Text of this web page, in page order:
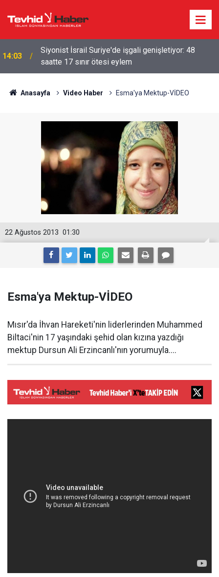
09:23
ABD VE İŞGALCİ İSRAİL GEMİLERİNE HÜRMÜZ
YASAĞI
Anasayfa Video Haber Esma'ya Mektup-VİDEO
01:30
22 Ağustos 2013
Esma'ya Mektup-VİDEO
Mısır'da İhvan Hareketi'nin liderlerinden Muhammed
Biltaci'nin 17 yaşındaki şehid olan kızına yazdığı
mektup Dursun Ali Erzincanlı'nın yorumuyla....